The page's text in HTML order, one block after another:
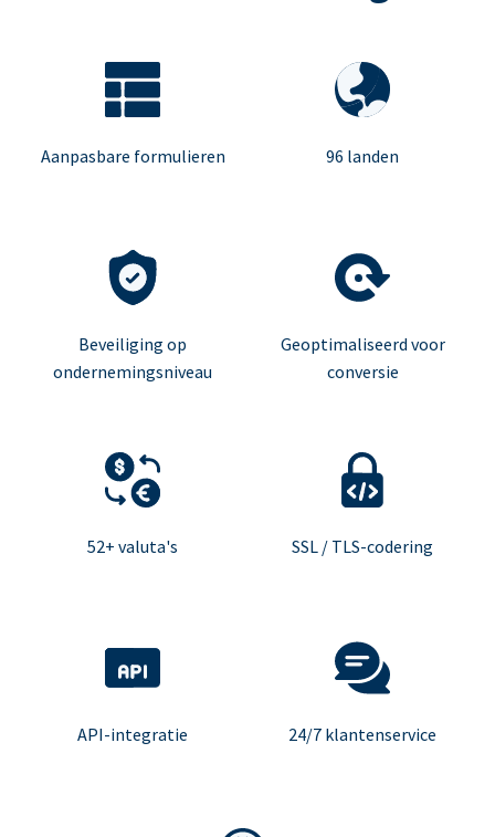
Aanpasbare formulieren 96 landen
Beveiliging op
ondernemingsniveau
Geoptimaliseerd voor
conversie
52+ valuta's SSL / TLS-codering
API-integratie 24/7 klantenservice